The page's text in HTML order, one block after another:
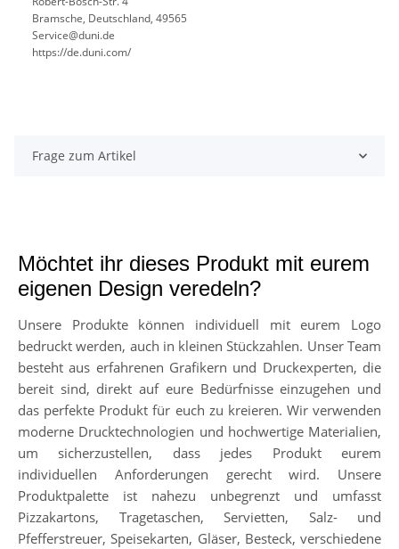
Bramsche, Deutschland, 49565
Service@duni.de
https://de.duni.com/
Frage zum Artikel
Möchtet ihr dieses Produkt mit eurem
eigenen Design veredeln?
Unsere Produkte können individuell mit eurem Logo
bedruckt werden, auch in kleinen Stückzahlen. Unser Team
besteht aus erfahrenen Grafikern und Druckexperten, die
bereit sind, direkt auf eure Bedürfnisse einzugehen und
das perfekte Produkt für euch zu kreieren. Wir verwenden
moderne Drucktechnologien und hochwertige Materialien,
um sicherzustellen, dass jedes Produkt eurem
individuellen Anforderungen gerecht wird. Unsere
Produktpalette ist nahezu unbegrenzt und umfasst
Pizzakartons, Tragetaschen, Servietten, Salz- und
Pfefferstreuer, Speisekarten, Gläser, Besteck, verschiedene